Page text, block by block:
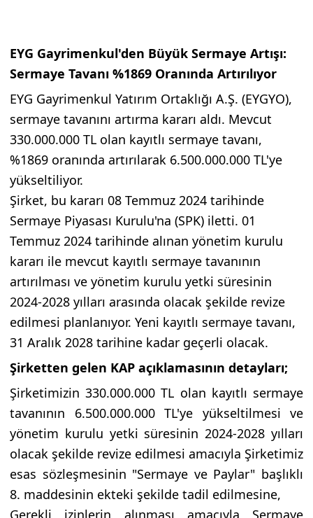
EYG Gayrimenkul'den Büyük Sermaye Artışı:
Sermaye Tavanı %1869 Oranında Artırılıyor
EYG Gayrimenkul Yatırım Ortaklığı A.Ş. (EYGYO),
sermaye tavanını artırma kararı aldı. Mevcut
330.000.000 TL olan kayıtlı sermaye tavanı,
%1869 oranında artırılarak 6.500.000.000 TL'ye
yükseltiliyor.
Şirket, bu kararı 08 Temmuz 2024 tarihinde
Sermaye Piyasası Kurulu'na (SPK) iletti. 01
Temmuz 2024 tarihinde alınan yönetim kurulu
kararı ile mevcut kayıtlı sermaye tavanının
artırılması ve yönetim kurulu yetki süresinin
2024-2028 yılları arasında olacak şekilde revize
edilmesi planlanıyor. Yeni kayıtlı sermaye tavanı,
31 Aralık 2028 tarihine kadar geçerli olacak.
Şirketten gelen KAP açıklamasının detayları;
Şirketimizin 330.000.000 TL olan kayıtlı sermaye
tavanının 6.500.000.000 TL'ye yükseltilmesi ve
yönetim kurulu yetki süresinin 2024-2028 yılları
olacak şekilde revize edilmesi amacıyla Şirketimiz
esas sözleşmesinin "Sermaye ve Paylar" başlıklı
8. maddesinin ekteki şekilde tadil edilmesine,
Gerekli izinlerin alınması amacıyla Sermaye